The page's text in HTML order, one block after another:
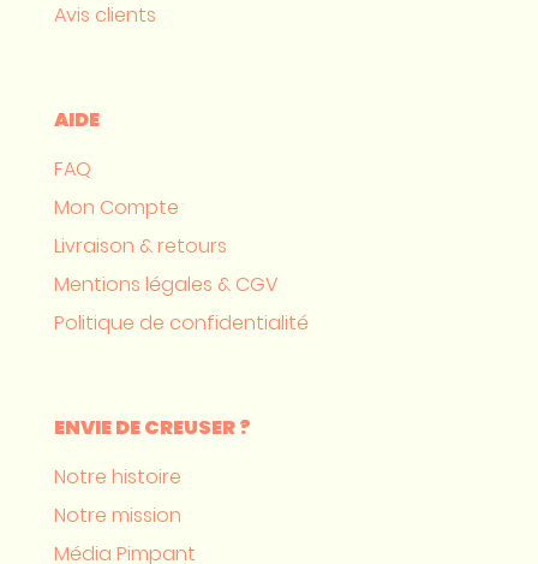
Avis clients
AIDE
FAQ
Mon Compte
Livraison & retours
Mentions légales & CGV
Politique de confidentialité
ENVIE DE CREUSER ?
Notre histoire
Notre mission
Média Pimpant